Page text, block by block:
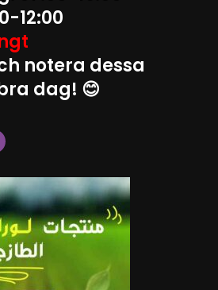
12:00
notera dessa
dag! 😊